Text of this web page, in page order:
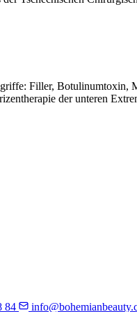
Filler, Botulinumtoxin,
der unteren
84